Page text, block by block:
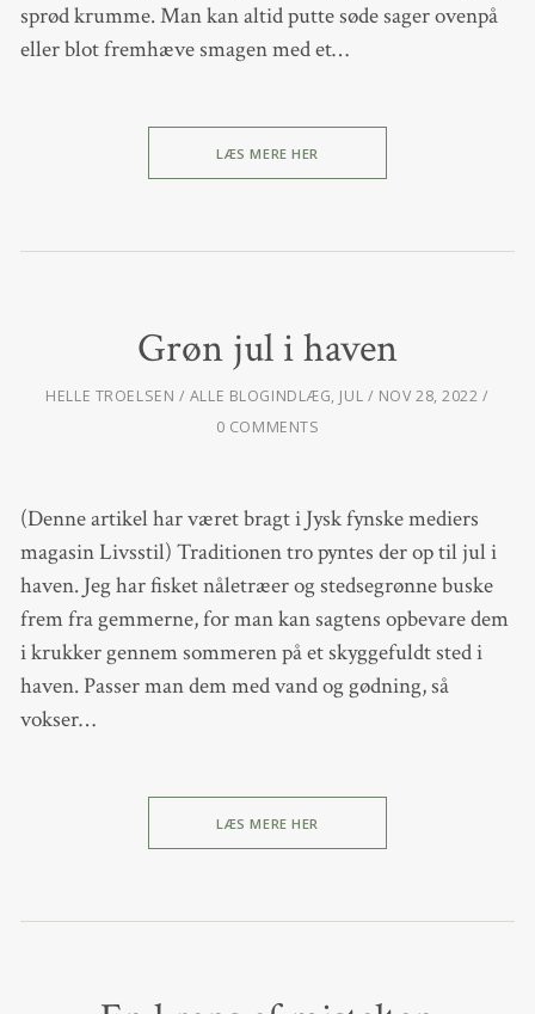
sprød krumme. Man kan altid putte søde sager ovenpå
eller blot fremhæve smagen med et…
LÆS MERE HER
Grøn jul i haven
HELLE TROELSEN ALLE BLOGINDLÆG, JUL
NOV 28, 2022
0 COMMENTS
(Denne artikel har været bragt i Jysk fynske mediers
magasin Livsstil) Traditionen tro pyntes der op til jul i
haven. Jeg har fisket nåletræer og stedsegrønne buske
frem fra gemmerne, for man kan sagtens opbevare dem
i krukker gennem sommeren på et skyggefuldt sted i
haven. Passer man dem med vand og gødning, så
vokser…
LÆS MERE HER